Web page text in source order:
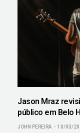
Jason Mraz
público em Belo
JOHN PEREIRA 10/03/